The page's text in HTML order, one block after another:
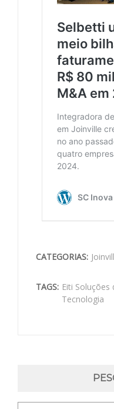
CATEGORIAS:
TAGS: Eiti Soluções
Tecnologia